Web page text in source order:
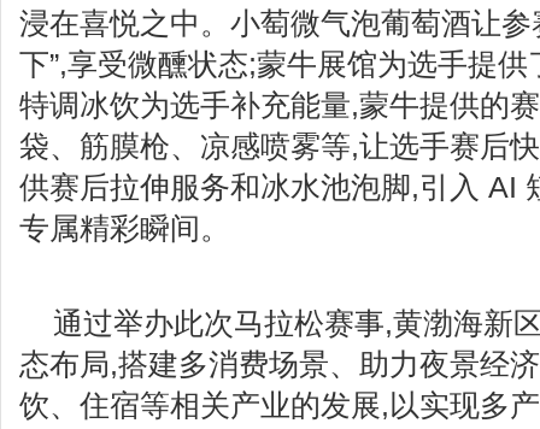
浸在喜悦之中。小萄微气泡葡萄酒让参
下”,享受微醺状态;蒙牛展馆为选手提
特调冰饮为选手补充能量,蒙牛提供的
袋、筋膜枪、凉感喷雾等,让选手赛后
供赛后拉伸服务和冰水池泡脚,引入 AI
专属精彩瞬间。
通过举办此次马拉松赛事,黄渤海新
态布局,搭建多消费场景、助力夜景经
饮、住宿等相关产业的发展,以实现多